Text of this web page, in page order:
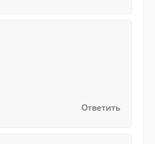
Ответить